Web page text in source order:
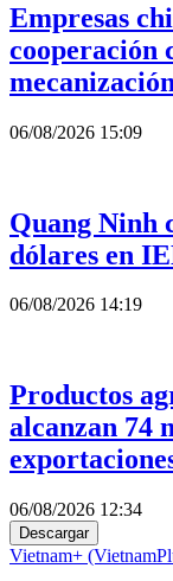
Empresas
cooperación
06/08/2026 15:09
Quang Ninh
dólares en
06/08/2026 14:19
Productos
alcanzan 74
06/08/2026 12:34
Descargar
Vietnam+